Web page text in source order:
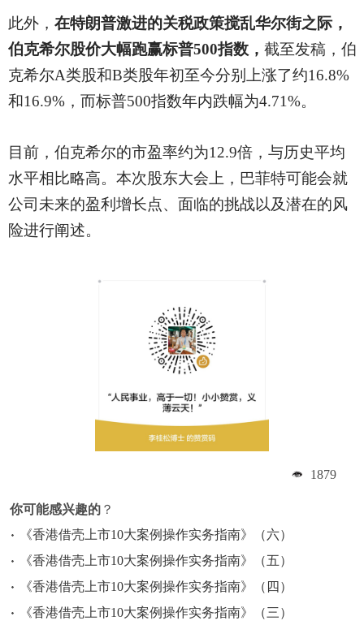
此外， 在特朗普激进的关税政策搅乱华尔街之际，
伯克希尔股价大幅跑赢标普500指数， 截至发稿，伯
克希尔A类股和B类股年初至今分别上涨了约16.8%
和16.9%，而标普500指数年内跌幅为4.71%。
目前，伯克希尔的市盈率约为12.9倍，与历史平均
水平相比略高。本次股东大会上，巴菲特可能会就
公司未来的盈利增长点、面临的挑战以及潜在的风
险进行阐述。
1879
你可能感兴趣的 ？
《香港借壳上市10大案例操作实务指南》（六）
《香港借壳上市10大案例操作实务指南》（五）
《香港借壳上市10大案例操作实务指南》（四）
《香港借壳上市10大案例操作实务指南》（三）